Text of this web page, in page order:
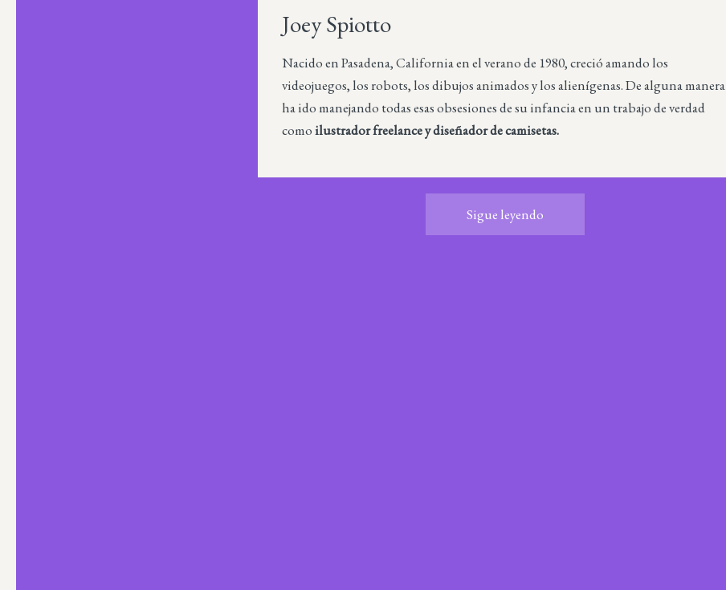
Joey Spiotto
Nacido en Pasadena, California en el verano de 1980, creció amando los
videojuegos, los robots, los dibujos animados y los alienígenas. De alguna manera
ha ido manejando todas esas obsesiones de su infancia en un trabajo de verdad
comoilustrador freelance y diseñador de camisetas.
Sigue leyendo